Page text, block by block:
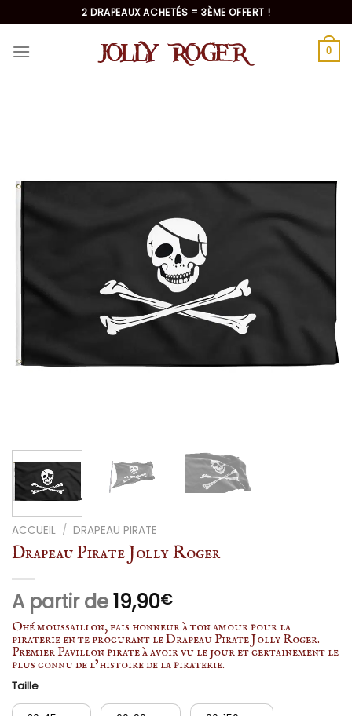
au
contenu
2 DRAPEAUX ACHETÉS = 3ÈME OFFERT !
0
ACCUEIL / DRAPEAU PIRATE
Drapeau Pirate Jolly Roger
A partir de19,90€
Ohé moussaillon, fais honneur à ton amour pour la
piraterie en te procurant le Drapeau Pirate Jolly Roger.
Premier Pavillon pirate à avoir vu le jour et certainement le
plus connu de l’histoire de la piraterie.
Taille